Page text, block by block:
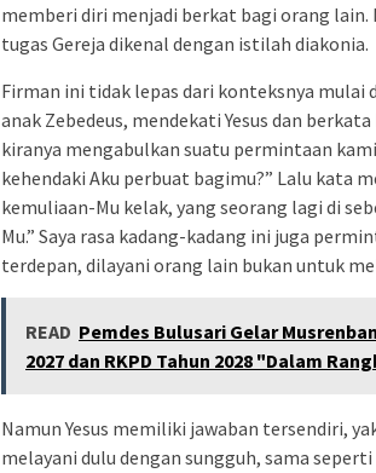
memberi diri menjadi berkat bagi orang lain.
tugas Gereja dikenal dengan istilah diakonia.
Firman ini tidak lepas dari konteksnya mulai
anak Zebedeus, mendekati Yesus dan
kiranya mengabulkan suatu permintaan
kehendaki Aku perbuat bagimu?” Lalu kata
kemuliaan-Mu kelak, yang seorang lagi di
Mu.” Saya rasa kadang-kadang ini juga
terdepan, dilayani orang lain bukan untuk
READ Pemdes Bulusari Gelar
2027 dan RKPD Tahun 2028 "Dalam
Namun Yesus memiliki jawaban tersendiri,
melayani dulu dengan sungguh, sama